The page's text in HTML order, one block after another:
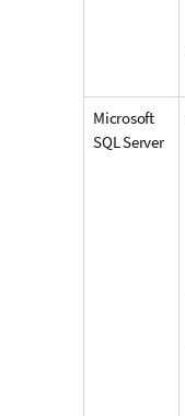
Microsoft
SQL Server